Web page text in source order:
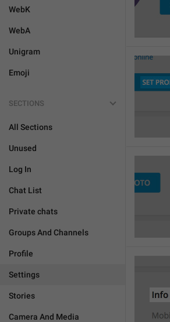
WebK
WebA
Unigram
Emoji
SECTIONS
All Sections
Unused
Log In
Chat List
Private chats
Groups And Channels
Profile
Settings
Stories
Camera And Media